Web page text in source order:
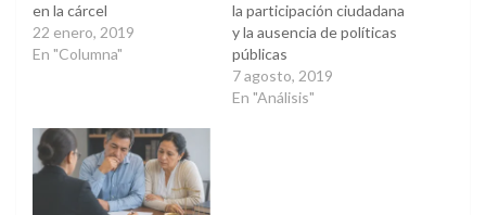
en la cárcel
22 enero, 2019
En "Columna"
la participación ciudadana
y la ausencia de políticas
públicas
7 agosto, 2019
En "Análisis"